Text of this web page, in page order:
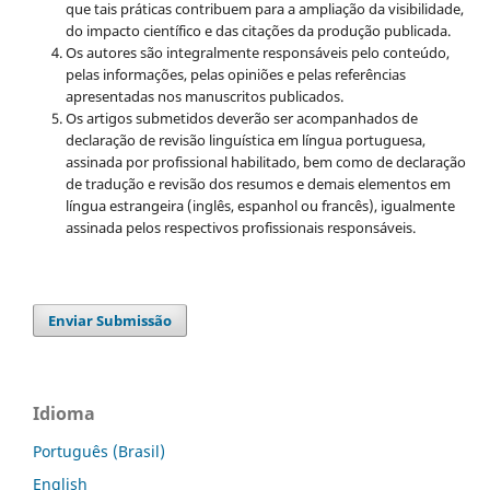
que tais práticas contribuem para a ampliação da visibilidade,
do impacto científico e das citações da produção publicada.
Os autores são integralmente responsáveis pelo conteúdo,
pelas informações, pelas opiniões e pelas referências
apresentadas nos manuscritos publicados.
Os artigos submetidos deverão ser acompanhados de
declaração de revisão linguística em língua portuguesa,
assinada por profissional habilitado, bem como de declaração
de tradução e revisão dos resumos e demais elementos em
língua estrangeira (inglês, espanhol ou francês), igualmente
assinada pelos respectivos profissionais responsáveis.
Enviar Submissão
Idioma
Português (Brasil)
English